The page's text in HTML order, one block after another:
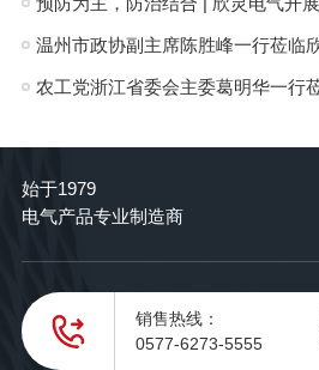
始于1979
电气产品专业制造商
销售热线：
0577-6273-5555